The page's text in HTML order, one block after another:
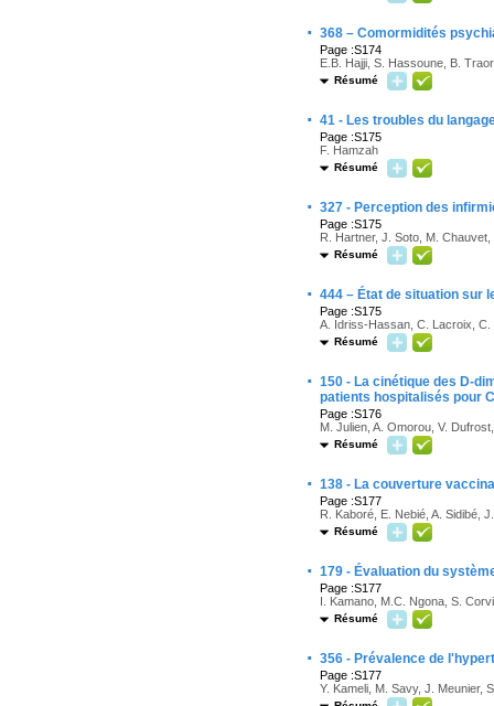
· 368 – Comormidités
Page :S174
E.B. Hajji, S. Hassoune, B.
Résumé
· 41 - Les troubles du
Page :S175
F. Hamzah
Résumé
· 327 - Perception des
Page :S175
R. Hartner, J. Soto, M.
Résumé
· 444 – État de situation sur
Page :S175
A. Idriss-Hassan, C. Lacroix, C.
Résumé
· 150 - La cinétique des D-
patients hospitalisés pour
Page :S176
M. Julien, A. Omorou, V.
Résumé
· 138 - La couverture
Page :S177
R. Kaboré, E. Nebié, A. Sidibé,
Résumé
· 179 - Évaluation du
Page :S177
I. Kamano, M.C. Ngona, S.
Résumé
· 356 - Prévalence de
Page :S177
Y. Kameli, M. Savy, J. Meunier,